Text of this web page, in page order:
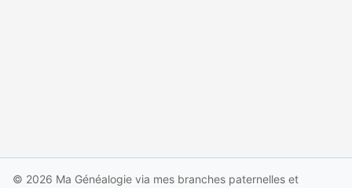
© 2026 Ma Généalogie via mes branches paternelles et